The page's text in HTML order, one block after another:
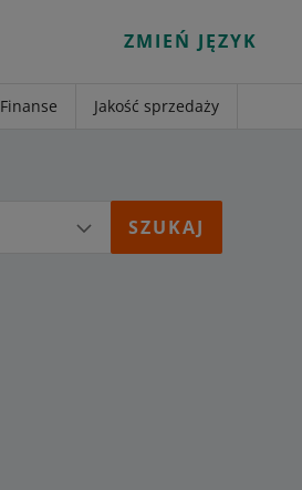
ZMIEŃ JĘZYK
Finanse Jakość sprzedaży